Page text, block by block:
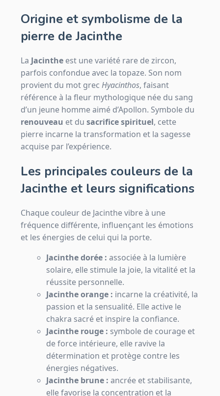
Origine et symbolisme de la
pierre de Jacinthe
La Jacinthe est une variété rare de zircon,
parfois confondue avec la topaze. Son nom
provient du mot grec Hyacinthos, faisant
référence à la fleur mythologique née du sang
d’un jeune homme aimé d’Apollon. Symbole du
renouveau et du sacrifice spirituel, cette
pierre incarne la transformation et la sagesse
acquise par l’expérience.
Les principales couleurs de la
Jacinthe et leurs significations
Chaque couleur de Jacinthe vibre à une
fréquence différente, influençant les émotions
et les énergies de celui qui la porte.
Jacinthe dorée : associée à la lumière
solaire, elle stimule la joie, la vitalité et la
réussite personnelle.
Jacinthe orange : incarne la créativité, la
passion et la sensualité. Elle active le
chakra sacré et inspire la confiance.
Jacinthe rouge : symbole de courage et
de force intérieure, elle ravive la
détermination et protège contre les
énergies négatives.
Jacinthe brune : ancrée et stabilisante,
elle favorise la concentration et la